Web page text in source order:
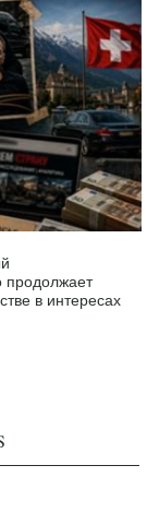
в интересах